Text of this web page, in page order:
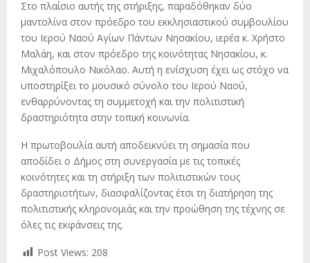
Στο πλαίσιο αυτής της στήριξης, παραδόθηκαν δύο
μαντολίνα στον πρόεδρο του εκκλησιαστικού συμβουλίου
του Ιερού Ναού Αγίων Πάντων Νησακίου, ιερέα κ. Χρήστο
Μαλάη, και στον πρόεδρο της κοινότητας Νησακίου, κ.
Μιχαλόπουλο Νικόλαο. Αυτή η ενίσχυση έχει ως στόχο να
υποστηρίξει το μουσικό σύνολο του Ιερού Ναού,
ενθαρρύνοντας τη συμμετοχή και την πολιτιστική
δραστηριότητα στην τοπική κοινωνία.
Η πρωτοβουλία αυτή αποδεικνύει τη σημασία που
αποδίδει ο Δήμος στη συνεργασία με τις τοπικές
κοινότητες και τη στήριξη των πολιτιστικών τους
δραστηριοτήτων, διασφαλίζοντας έτσι τη διατήρηση της
πολιτιστικής κληρονομιάς και την προώθηση της τέχνης σε
όλες τις εκφάνσεις της.
Post Views: 208